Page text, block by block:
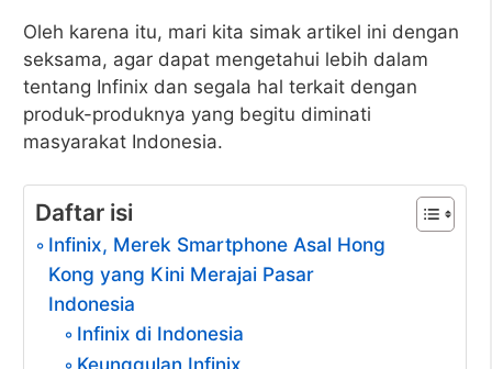
Oleh karena itu, mari kita simak artikel ini dengan
seksama, agar dapat mengetahui lebih dalam
tentang Infinix dan segala hal terkait dengan
produk-produknya yang begitu diminati
masyarakat Indonesia.
Daftar isi
Infinix, Merek Smartphone Asal Hong
Kong yang Kini Merajai Pasar
Indonesia
Infinix di Indonesia
Keunggulan Infinix